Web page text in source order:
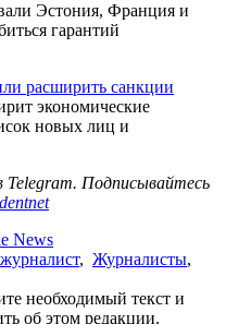
Эстония, Франция и
гарантий
расширить санкции
экономические
новых лиц и
Telegram. Подписывайтесь
News
журналист, Журналисты,
необходимый текст и
об этом редакции.